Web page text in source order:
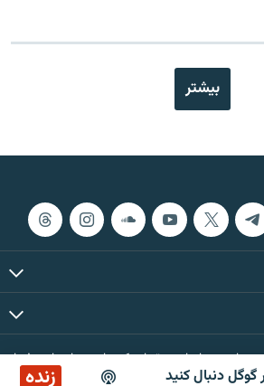
گوگل دنبال کنید زنده
بیشتر
وب‌سایت، بر اساس مقررات کپی‌رایت، برای رادیو فردا